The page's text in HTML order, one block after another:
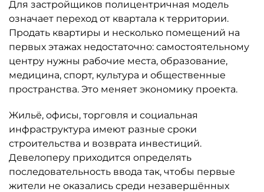
Для застройщиков полицентричная модель
означает переход от квартала к территории.
Продать квартиры и несколько помещений на
первых этажах недостаточно: самостоятельному
центру нужны рабочие места, образование,
медицина, спорт, культура и общественные
пространства. Это меняет экономику проекта.
Жильё, офисы, торговля и социальная
инфраструктура имеют разные сроки
строительства и возврата инвестиций.
Девелоперу приходится определять
последовательность ввода так, чтобы первые
жители не оказались среди незавершённых